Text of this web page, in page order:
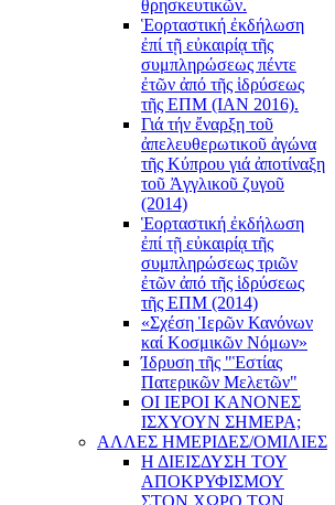
θρησκευτικῶν.
Ἑορταστική ἐκδήλωση
ἐπί τῇ εὐκαιρίᾳ τῆς
συμπληρώσεως πέντε
ἐτῶν ἀπό τῆς ἱδρύσεως
τῆς ΕΠΜ (ΙΑΝ 2016).
Γιά τήν ἔναρξη τοῦ
ἀπελευθερωτικοῦ ἀγώνα
τῆς Κύπρου γιά ἀποτίναξη
τοῦ Ἀγγλικοῦ ζυγοῦ
(2014)
Ἑορταστική ἐκδήλωση
ἐπί τῇ εὐκαιρίᾳ τῆς
συμπληρώσεως τριῶν
ἐτῶν ἀπό τῆς ἱδρύσεως
τῆς ΕΠΜ (2014)
«Σχέση Ἱερῶν Κανόνων
καί Κοσμικῶν Νόμων»
Ίδρυση τῆς "Ἑστίας
Πατερικῶν Μελετῶν"
ΟΙ ΙΕΡΟΙ ΚΑΝΟΝΕΣ
ΙΣΧΥΟΥΝ ΣΗΜΕΡΑ;
ΑΛΛΕΣ ΗΜΕΡΙΔΕΣ/ΟΜΙΛΙΕΣ
Η ΔΙΕΙΣΔΥΣΗ ΤΟΥ
ΑΠΟΚΡΥΦΙΣΜΟΥ
ΣΤΟΝ ΧΩΡΟ ΤΩΝ